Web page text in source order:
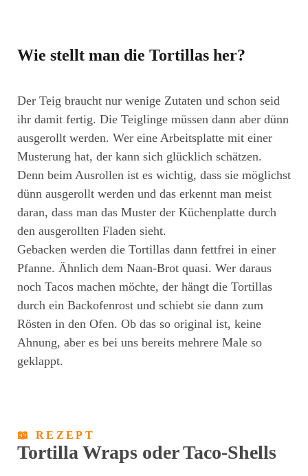
Wie stellt man die Tortillas her?
Der Teig braucht nur wenige Zutaten und schon seid
ihr damit fertig. Die Teiglinge müssen dann aber dünn
ausgerollt werden. Wer eine Arbeitsplatte mit einer
Musterung hat, der kann sich glücklich schätzen.
Denn beim Ausrollen ist es wichtig, dass sie möglichst
dünn ausgerollt werden und das erkennt man meist
daran, dass man das Muster der Küchenplatte durch
den ausgerollten Fladen sieht.
Gebacken werden die Tortillas dann fettfrei in einer
Pfanne. Ähnlich dem Naan-Brot quasi. Wer daraus
noch Tacos machen möchte, der hängt die Tortillas
durch ein Backofenrost und schiebt sie dann zum
Rösten in den Ofen. Ob das so original ist, keine
Ahnung, aber es bei uns bereits mehrere Male so
geklappt.
📖 REZEPT
Tortilla Wraps oder Taco-Shells